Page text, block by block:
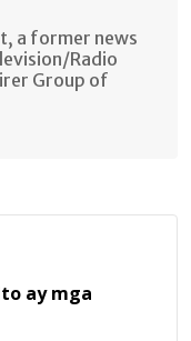
a former news
Radio
Group of
ay mga